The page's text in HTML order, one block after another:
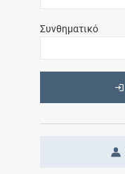
Συνθηματικό